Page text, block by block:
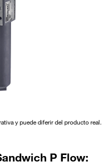
y puede diferir del producto real.
P Flow: